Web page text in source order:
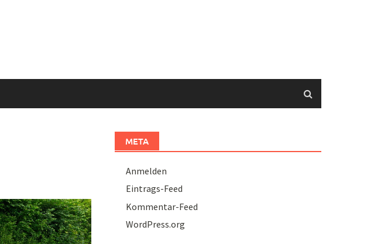
META
Anmelden
Eintrags-Feed
Kommentar-Feed
WordPress.org